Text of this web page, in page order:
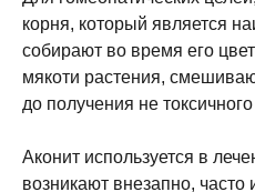
корня, который является
собирают во время его
мякоти растения,
до получения не
Аконит используется в
возникают внезапно,